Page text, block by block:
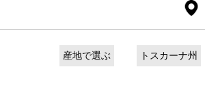
産地で選ぶ トスカーナ州